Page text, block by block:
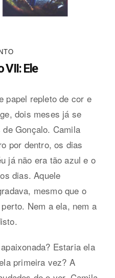
VII: Ele
papel repleto de cor e
dois meses já se
Gonçalo. Camila
por dentro, os dias
já não era tão azul e o
dias. Aquele
mesmo que o
Nem a ela, nem a
Estaria ela
primeira vez? A